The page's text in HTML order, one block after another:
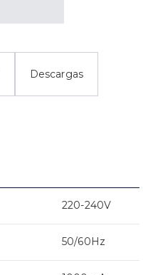
Descargas
220-240V
50/60Hz